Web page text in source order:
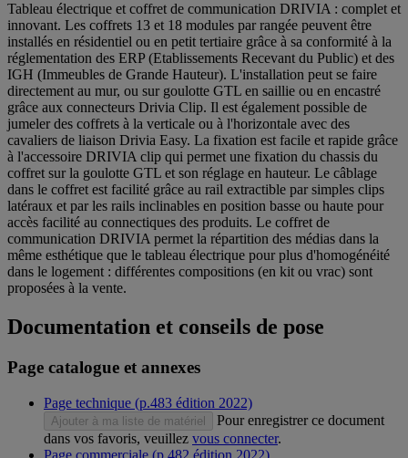
Tableau électrique et coffret de communication DRIVIA : complet et
innovant. Les coffrets 13 et 18 modules par rangée peuvent être
installés en résidentiel ou en petit tertiaire grâce à sa conformité à la
réglementation des ERP (Etablissements Recevant du Public) et des
IGH (Immeubles de Grande Hauteur). L'installation peut se faire
directement au mur, ou sur goulotte GTL en saillie ou en encastré
grâce aux connecteurs Drivia Clip. Il est également possible de
jumeler des coffrets à la verticale ou à l'horizontale avec des
cavaliers de liaison Drivia Easy. La fixation est facile et rapide grâce
à l'accessoire DRIVIA clip qui permet une fixation du chassis du
coffret sur la goulotte GTL et son réglage en hauteur. Le câblage
dans le coffret est facilité grâce au rail extractible par simples clips
latéraux et par les rails inclinables en position basse ou haute pour
accès facilité au connectiques des produits. Le coffret de
communication DRIVIA permet la répartition des médias dans la
même esthétique que le tableau électrique pour plus d'homogénéité
dans le logement : différentes compositions (en kit ou vrac) sont
proposées à la vente.
Documentation et conseils de pose
Page catalogue et annexes
Page technique (p.483 édition 2022)
Ajouter à ma liste de matériel
Pour enregistrer ce document
dans vos favoris, veuillez vous connecter.
Page commerciale (p.482 édition 2022)